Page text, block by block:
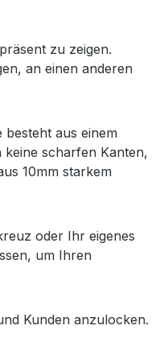
zu zeigen.
an einen anderen
besteht aus einem
scharfen Kanten,
10mm starkem
oder Ihr eigenes
um Ihren
Kunden anzulocken.